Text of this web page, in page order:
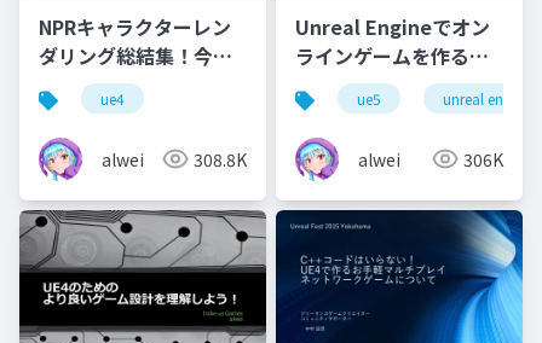
NPRキャラクターレン
ダリング総結集！今こ
そ更なる高みを目指し
て
ue4
alwei 308.8K
Unreal Engineでオン
ラインゲームを作るた
めの技術について
ue5 unreal engine
alwei 306K